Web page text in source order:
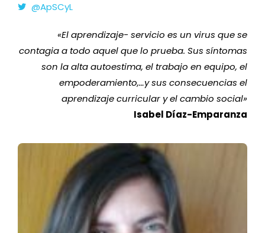
@ApSCyL
«El aprendizaje- servicio es un virus que se
contagia a todo aquel que lo prueba. Sus síntomas
son la alta autoestima, el trabajo en equipo, el
empoderamiento,…y sus consecuencias el
aprendizaje curricular y el cambio social»
Isabel Díaz-Emparanza